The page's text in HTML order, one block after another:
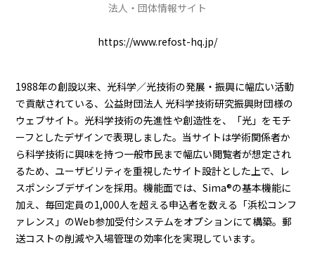
法人・団体情報サイト
https://www.refost-hq.jp/
1988年の創設以来、光科学／光技術の発展・振興に幅広い活動
で貢献されている、公益財団法人 光科学技術研究振興財団様の
ウェブサイト。光科学技術の先進性や創造性を、「光」をモチ
ーフとしたデザインで表現しました。当サイトは学術関係者か
ら科学技術に興味を持つ一般市民まで幅広い閲覧者が想定され
るため、ユーザビリティを重視したサイト設計とした上で、レ
スポンシブデザインを採用。機能面では、Sima®の基本機能に
加え、毎回定員の1,000人を超える申込者を数える「浜松コンフ
ァレンス」のWeb参加受付システムをオプションにて構築。郵
送コストの削減や入場管理の効率化を実現しています。